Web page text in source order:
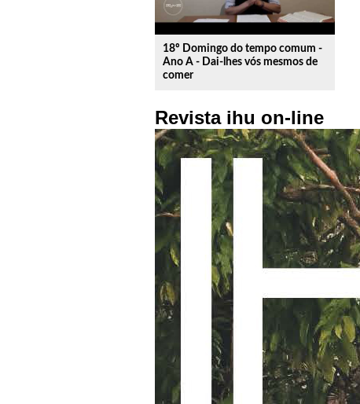
18º Domingo do tempo comum -
Ano A - Dai-lhes vós mesmos de
comer
Revista ihu on-line